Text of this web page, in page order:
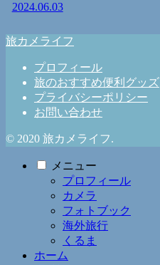
2024.06.03
旅カメライフ
プロフィール
旅のおすすめ便利グッズ
プライバシーポリシー
お問い合わせ
© 2020 旅カメライフ.
メニュー
プロフィール
カメラ
フォトブック
海外旅行
くるま
ホーム